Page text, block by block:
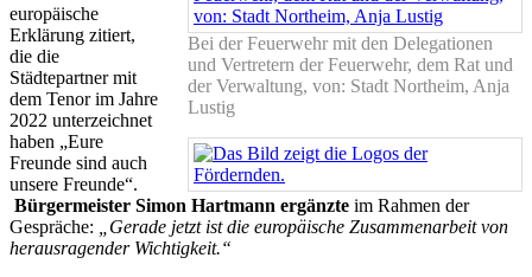
Bei der Feuerwehr mit den Delegationen
und Vertretern der Feuerwehr, dem Rat und
der Verwaltung, von: Stadt Northeim, Anja
Lustig
europäische
Erklärung zitiert,
die die
Städtepartner mit
dem Tenor im Jahre
2022 unterzeichnet
haben „Eure
Freunde sind auch
unsere Freunde“.
Bürgermeister Simon Hartmann ergänzte im Rahmen der
Gespräche:
„Gerade jetzt ist die europäische Zusammenarbeit von
herausragender Wichtigkeit.“